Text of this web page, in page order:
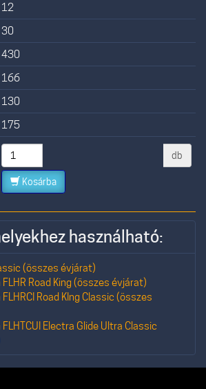
12
30
430
166
130
175
db
Kosárba
használható:
(összes évjárat)
Road King (összes évjárat)
Road KIng Classic (összes
Electra Glide Ultra Classic